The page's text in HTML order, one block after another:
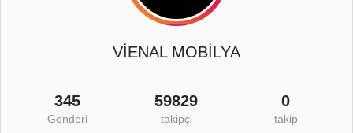
VİENAL MOBİLYA
345
Gönderi
59829
takipçi
0
takip